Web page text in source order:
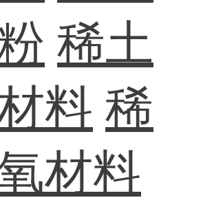
稀土
料 稀
材料